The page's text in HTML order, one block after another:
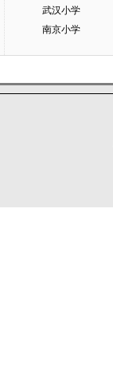
武汉小学
南京小学